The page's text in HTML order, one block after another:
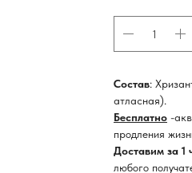
Состав:
атласная).
Бесплатно -
продления
Доставим за 1
любого